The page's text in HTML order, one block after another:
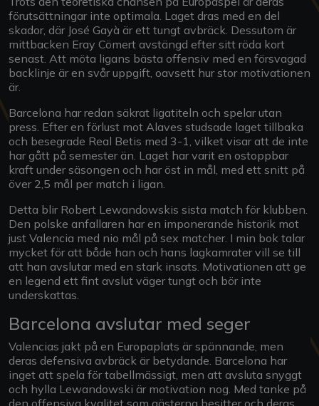
förutsättningar inte optimala. Laget dras med en del
skador, där José Gayà är ett tungt avbräck. Dessutom är
mittbacken Eray Cömert avstängd efter sitt röda kort
senast. Att möta ligans bästa offensiv med en försvagad
backlinje är en svår uppgift, oavsett hur stor motivationen
är.
Barcelona har redan säkrat ligatiteln och spelar utan
press. Efter en förlust mot Alaves studsade laget tillbaka
och besegrade Real Betis med 3-1, vilket visar att de inte
har gått på semester än. Laget har varit en ostoppbar
kraft under säsongen och har öst in mål, med ett snitt på
över 2,5 mål per match i ligan.
Detta blir Robert Lewandowskis sista match för klubben.
Den polske anfallaren har en imponerande historik mot
just Valencia med nio mål på sex matcher. I min bok talar
mycket för att både han och hans lagkamrater vill se till
att han avslutar med en stark insats. Motivationen att ge
en legend ett fint avslut väger tungt och bör inte
underskattas.
Barcelona avslutar med seger
Valencias jakt på en Europaplats är spännande, men
deras defensiva avbräck är betydande. Barcelona har
inget att spela för tabellmässigt, men att avsluta snyggt
och hylla Lewandowski är motivation nog. Med tanke på
den offensiva kvalitet som gästerna besitter och deras